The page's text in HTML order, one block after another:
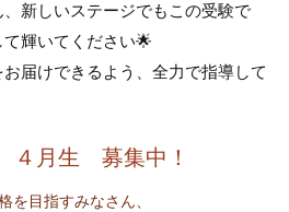
新しいステージでもこの受験で
て輝いてください🌟
届けできるよう、全力で指導して
４月生 募集中！
を目指すみなさん、